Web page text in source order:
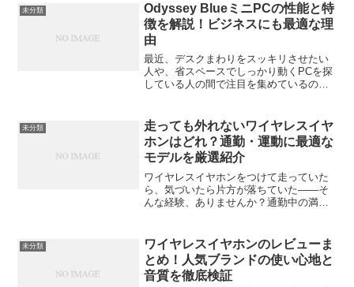
未分類
Odyssey BlueミニPCの性能と特
徴を解説！ビジネスにも最適な理
由
最近、デスクまわりをスッキリさせたい
人や、省スペースでしっかり動くPCを探
している人の間で注目を集めているのが
を備えたこの小型PC。今回はその性能と
特徴、...
未分類
走っても外れないワイヤレスイヤ
ホンはどれ？通勤・運動に最適な
モデルを厳選紹介
ワイヤレスイヤホンをつけて走っていた
ら、気づいたら片方が落ちていた――そ
んな経験、ありませんか？通勤中の満員
外と重要なポイントです。そこで今回
は、「走っても外れない...
未分類
ワイヤレスイヤホンのレビューま
とめ！人気ブランドの使い心地と
音質を徹底検証